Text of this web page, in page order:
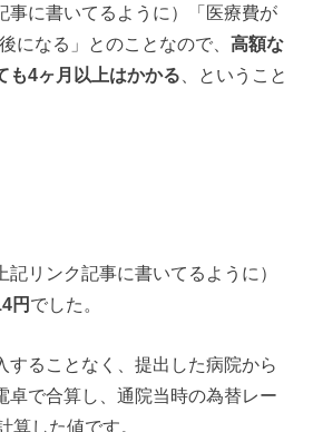
事に書いてるように）「医療費が
になる 」とのことなので、高額な
も4ヶ月以上はかかる 、ということ
リンク記事に書いてるように）
円 でした。
することなく、提出した病院から
卓で合算し、通院当時の為替レー
算した値です。